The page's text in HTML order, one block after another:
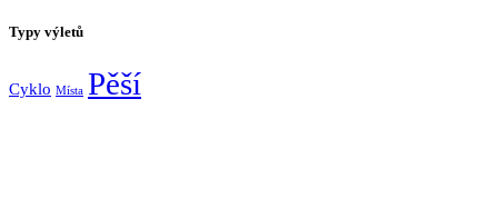
Typy výletů
Cyklo Místa Pěší